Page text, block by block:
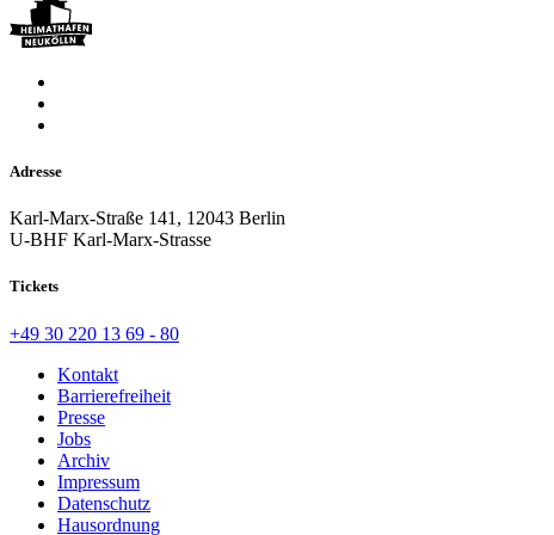
Adresse
Karl-Marx-Straße 141, 12043 Berlin
U-BHF Karl-Marx-Strasse
Tickets
+49 30 220 13 69 - 80
Kontakt
Barrierefreiheit
Presse
Jobs
Archiv
Impressum
Datenschutz
Hausordnung